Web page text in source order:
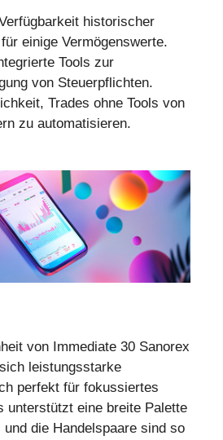
historischer
einige Vermögenswerte.
Tools zur
von Steuerpflichten.
Trades ohne Tools von
zu automatisieren.
von Immediate 30 Sanorex
leistungsstarke
perfekt für fokussiertes
unterstützt eine breite Palette
die Handelspaare sind so